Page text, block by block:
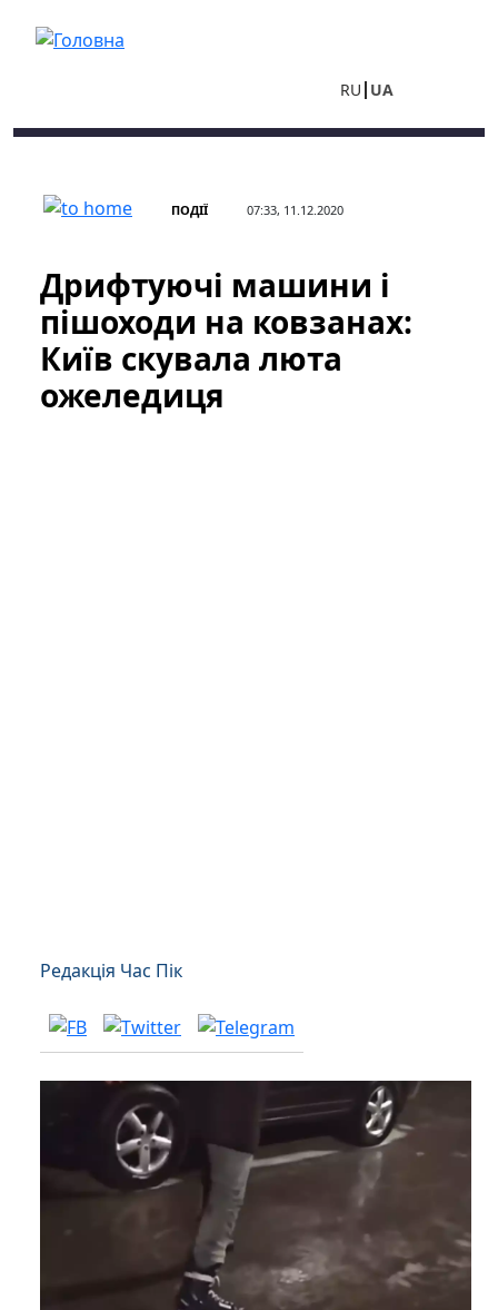
RU UA
ПОДІЇ 07:33, 11.12.2020
Дрифтуючі машини і
пішоходи на ковзанах:
Київ скувала люта
ожеледиця
Редакція Час Пік